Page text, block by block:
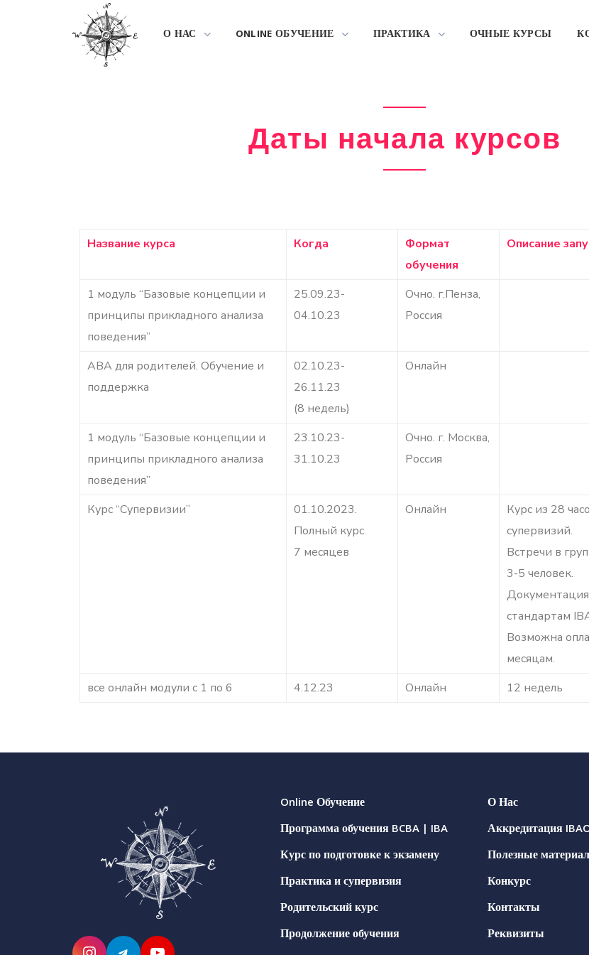
О НАС ONLINE ОБУЧЕНИЕ ПРАКТИКА ОЧНЫЕ КУРСЫ
Даты начала курсов
Название курса Когда
Формат
обучения
Описание
1 модуль “Базовые концепции и
принципы прикладного анализа
поведения”
25.09.23-
04.10.23
Очно. г.Пенза,
Россия
АВА для родителей. Обучение и
поддержка
02.10.23-
26.11.23
(8 недель)
Онлайн
1 модуль “Базовые концепции и
принципы прикладного анализа
поведения”
23.10.23-
31.10.23
Очно. г. Москва,
Россия
Курс “Супервизии”
01.10.2023.
Полный курс
7 месяцев
Онлайн
Курс из 28
супервизий.
Встречи в
3-5 человек.
стандартам
Возможна
месяцам.
все онлайн модули с 1 по 6 4.12.23 Онлайн 12 недель
Online Обучение
Программа обучения BCBA | IBA
Курс по подготовке к экзамену
Практика и супервизия
Родительский курс
Продолжение обучения
О Нас
Аккредитация
Полезные
Конкурс
Контакты
Реквизиты